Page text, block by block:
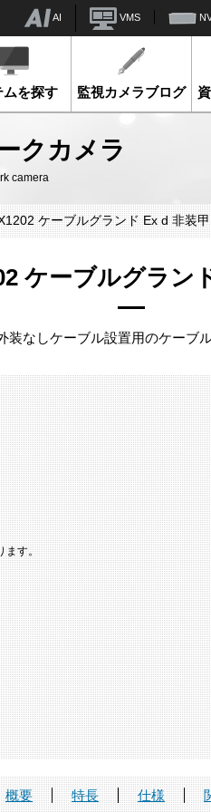
AI VMS
ムを探す 監視カメラブログ
クカメラ
camera
ケーブルグランド Ex d 非装
ケーブルグラン
装なしケーブル設置用のケーブ
ます。
概要 特長 仕様